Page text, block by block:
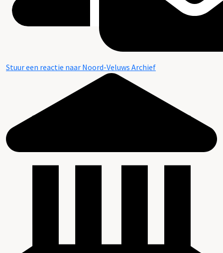
Stuur een reactie naar Noord-Veluws Archief